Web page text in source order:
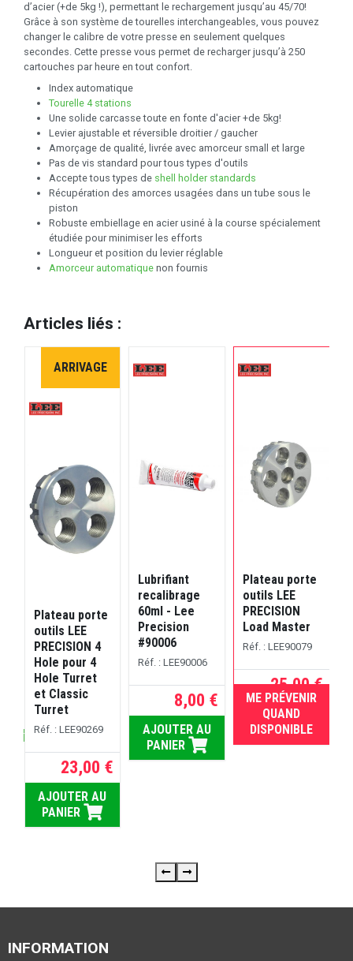
d’acier (+de 5kg !), permettant le rechargement jusqu’au 45/70!
Grâce à son système de tourelles interchangeables, vous pouvez
changer le calibre de votre presse en seulement quelques
secondes. Cette presse vous permet de recharger jusqu’à 250
cartouches par heure en tout confort.
Index automatique
Tourelle 4 stations
Une solide carcasse toute en fonte d'acier +de 5kg!
Levier ajustable et réversible droitier / gaucher
Amorçage de qualité, livrée avec amorceur small et large
Pas de vis standard pour tous types d'outils
Accepte tous types de shell holder standards
Récupération des amorces usagées dans un tube sous le
piston
Robuste embiellage en acier usiné à la course spécialement
étudiée pour minimiser les efforts
Longueur et position du levier réglable
Amorceur automatique non fournis
Articles liés :
ouvrés
ARRIVAGE
Plateau porte
outils LEE
PRECISION 4
Hole pour 4
Hole Turret
et Classic
Turret
Réf. : LEE90269
23,00 €
AJOUTER AU
PANIER
Lubrifiant
recalibrage
60ml - Lee
Precision
#90006
Réf. : LEE90006
8,00 €
AJOUTER AU
PANIER
Plateau porte
outils LEE
PRECISION
Load Master
Réf. : LEE90079
25,00 €
RUPTURE
ME PRÉVENIR
QUAND
DISPONIBLE
INFORMATION